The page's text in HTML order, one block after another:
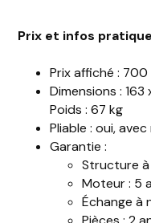
Prix et infos
Prix affiché :
Dimensions : 163
Poids : 67 kg
Pliable : oui,
Garantie :
Structure à
Moteur : 5
Échange à